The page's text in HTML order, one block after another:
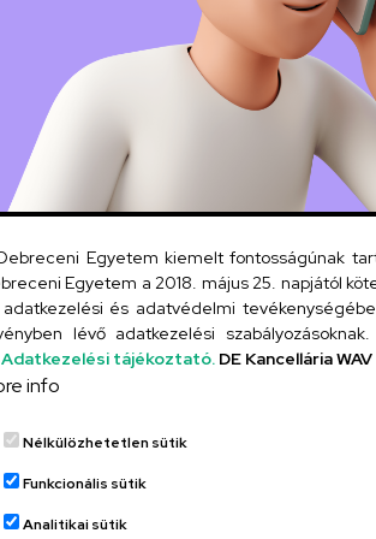
Egyetem kiemelt fontosságúnak
Egyetem a 2018. május 25. napjától
adatkezelési és adatvédelmi
lévő adatkezelési
Adatkezelési tájékoztató. DE Kancellária
info
Nélkülözhetetlen sütik
Funkcionális sütik
Analitikai sütik